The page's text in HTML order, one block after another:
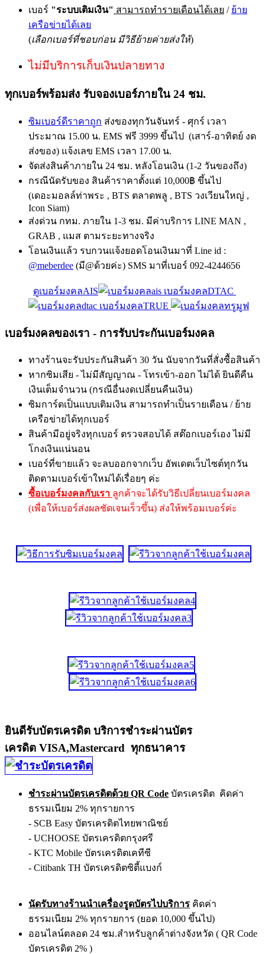
เบอร์ "ระบบเติมเงิน" สามารถทำรายเดือนได้เลย / ย้าย
เครือข่ายได้เลย
(เลือกเบอร์ที่ชอบก่อน มีวิธีย้ายค่ายส่งให้)
ไม่มีบริการเก็บเงินปลายทาง
ทุกเบอร์พร้อมส่ง รับจองเบอร์ภายใน 24 ชม.
ซิมเบอร์ดีราคาถูก ส่งของทุกวันจันทร์ - ศุกร์ เวลา
ประมาณ 15.00 น. EMS ฟรี 3999 ขึ้นไป (เสาร์-อาทิตย์ งด
ส่งของ) แจ้งเลข EMS เวลา 17.00 น.
จัดส่งสินค้าภายใน 24 ชม. หลังโอนเงิน (1-2 วันของถึง)
กรณีนัดรับของ สินค้าราคาตั้งแต่ 10,000฿ ขึ้นไป
(เดอะมอลล์ท่าพระ , BTS ตลาดพลู , BTS วงเวียนใหญ่ ,
Icon Siam)
ส่งด่วน กทม. ภายใน 1-3 ชม. มีค่าบริการ LINE MAN ,
GRAB , แมส ตามระยะทางจริง
โอนเงินแล้ว รบกวนแจ้งยอดโอนเงินมาที่ Line id :
@meberdee (มี@ด้วยค่ะ) SMS มาที่เบอร์ 092-4244656
ดูเบอร์มงคลAIS
เบอร์มงคลDTAC
เบอร์มงคลTRUE
เบอร์มงคลของเรา - การรับประกันเบอร์มงคล
ทางร้านจะรับประกันสินค้า 30 วัน นับจากวันที่สั่งซื้อสินค้า
หากซิมเสีย - ไม่มีสัญญาณ - โทรเข้า-ออก ไม่ได้ ยินดีคืน
เงินเต็มจำนวน (กรณีอื่นงดเปลี่ยนคืนเงิน)
ซิมการ์ดเป็นแบบเติมเงิน สามารถทำเป็นรายเดือน / ย้าย
เครือข่ายได้ทุกเบอร์
สินค้ามีอยู่จริงทุกเบอร์ ตรวจสอบได้ สต๊อกเบอร์เอง ไม่มี
โกงเงินแน่นอน
เบอร์ที่ขายแล้ว จะลบออกจากเว็บ อัพเดตเว็บไซต์ทุกวัน
ติดตามเบอร์เข้าใหม่ได้เรื่อยๆ ค่ะ
ซื้อเบอร์มงคลกับเรา ลูกค้าจะได้รับวิธีเปลี่ยนเบอร์มงคล
(เพื่อให้เบอร์ส่งผลชัดเจนเร็วขึ้น) ส่งให้พร้อมเบอร์ค่ะ
ยินดีรับบัตรเครดิต บริการชำระผ่านบัตร
เครดิต VISA,Mastercard ทุกธนาคาร
ชำระผ่านบัตรเครดิตด้วย QR Code บัตรเครดิต คิดค่า
ธรรมเนียม 2% ทุกรายการ
- SCB Easy บัตรเครดิตไทยพาณิชย์
- UCHOOSE บัตรเครดิตกรุงศรี
- KTC Mobile บัตรเครดิตเคทีซี
- Citibank TH บัตรเครดิตซิตี้แบงก์
นัดรับทางร้านนำเครื่องรูดบัตรไปบริการ คิดค่า
ธรรมเนียม 2% ทุกรายการ (ยอด 10,000 ขึ้นไป)
ออนไลน์ตลอด 24 ชม.สำหรับลูกค้าต่างจังหวัด ( QR Code
บัตรเครดิต 2% )